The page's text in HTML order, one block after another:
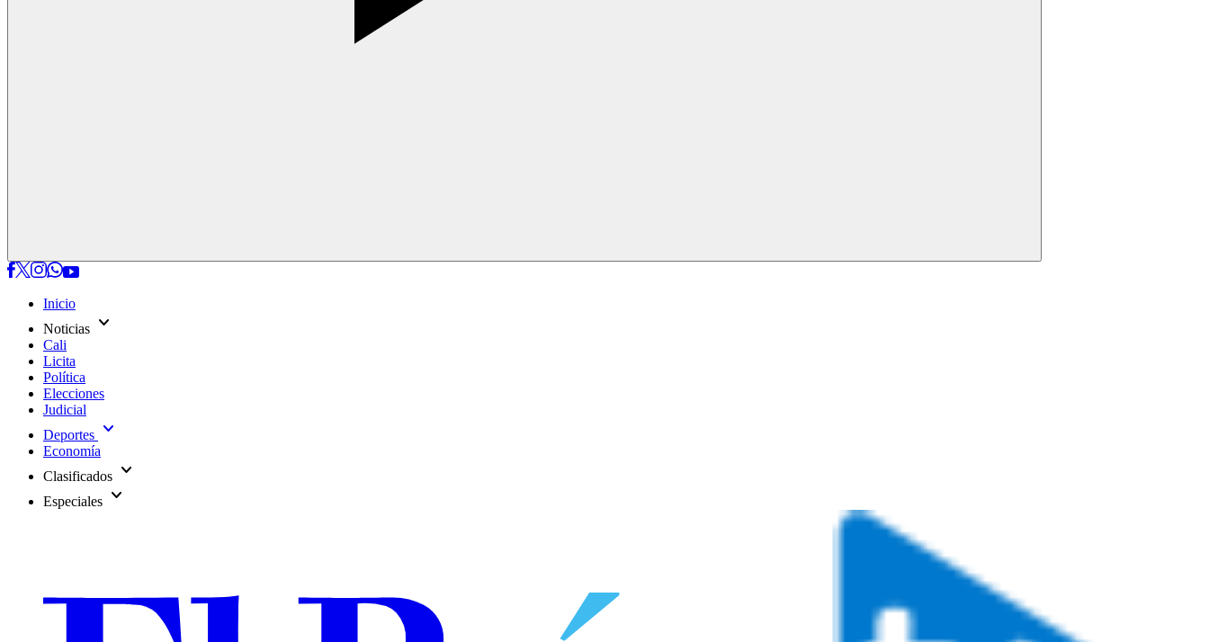
Inicio
Noticias expand_more
Cali
Licita
Política
Elecciones
Judicial
Deportes expand_more
Economía
Clasificados expand_more
Especiales expand_more